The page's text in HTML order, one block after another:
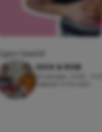
Eigen beeld
DICK & ROB
23 oktober, 2025 - 11:00